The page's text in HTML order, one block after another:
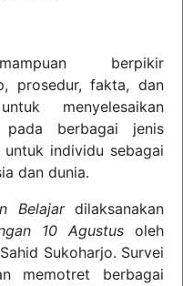
berpikir
prosedur, fakta, dan
menyelesaikan
pada berbagai jenis
individu sebagai
dan dunia.
Belajardilaksanakan
10 Agustus oleh
Sukoharjo. Survei
memotret berbagai